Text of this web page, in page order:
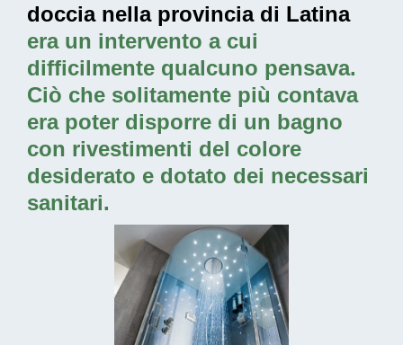
doccia nella provincia di Latina
era un intervento a cui
difficilmente qualcuno pensava.
Ciò che solitamente più contava
era poter disporre di un bagno
con rivestimenti del colore
desiderato e dotato dei necessari
sanitari.